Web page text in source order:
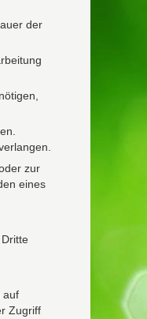
der
zur
eines
auf
Zugriff